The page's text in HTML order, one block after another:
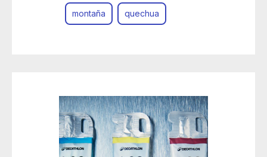
montaña quechua